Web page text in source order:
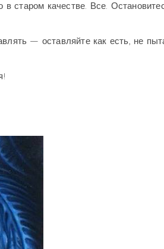
старом качестве. Все.
— оставляйте как есть, не